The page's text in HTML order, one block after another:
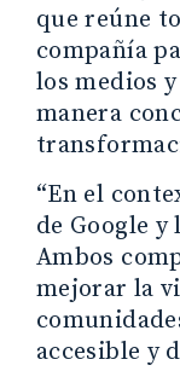
que reúne
compañía
los medios
manera
“En el
de Google
Ambos
mejorar la
accesible y